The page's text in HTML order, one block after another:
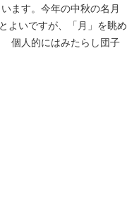
ます。今年の中秋の名月
よいですが、「月」を眺め
個人的にはみたらし団子